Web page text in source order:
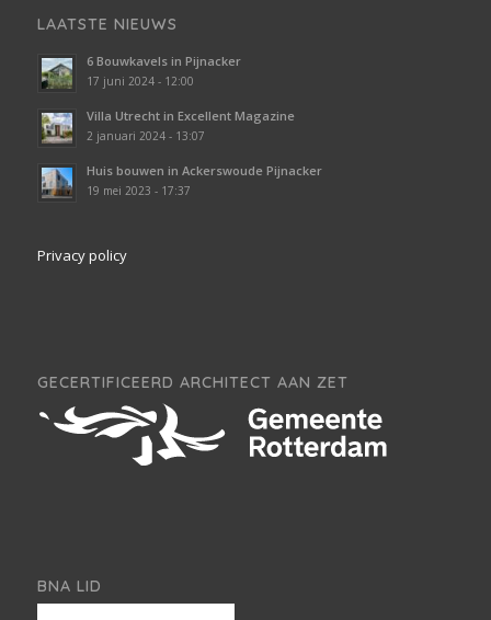
LAATSTE NIEUWS
6 Bouwkavels in Pijnacker
17 juni 2024 - 12:00
Villa Utrecht in Excellent Magazine
2 januari 2024 - 13:07
Huis bouwen in Ackerswoude Pijnacker
19 mei 2023 - 17:37
Privacy policy
GECERTIFICEERD ARCHITECT AAN ZET
BNA LID